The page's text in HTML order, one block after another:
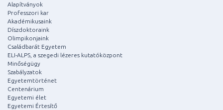
Alapítványok
Professzori kar
Akadémikusaink
Díszdoktoraink
Olimpikonjaink
Családbarát Egyetem
ELI-ALPS, a szegedi lézeres kutatóközpont
Minőségügy
Szabályzatok
Egyetemtörténet
Centenárium
Egyetemi élet
Egyetemi Értesítő